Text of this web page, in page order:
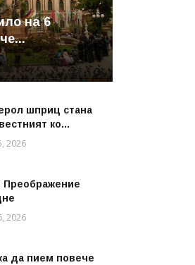
на 6
шприц стана
ко...
2026
Преображение
2026
да пием повече